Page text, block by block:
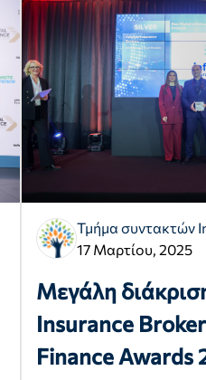
Τμήμα συντακτών
17 Μαρτίου, 2025
Μεγάλη
Insurance
Finance Awards